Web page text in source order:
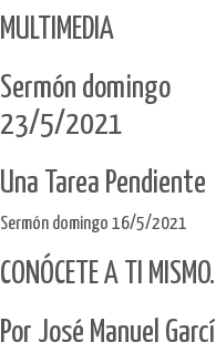
MULTIMEDIA
Sermón domingo
23/5/2021
Una Tarea Pendiente
Sermón domingo 16/5/2021
CONÓCETE A TI
Por José Manuel